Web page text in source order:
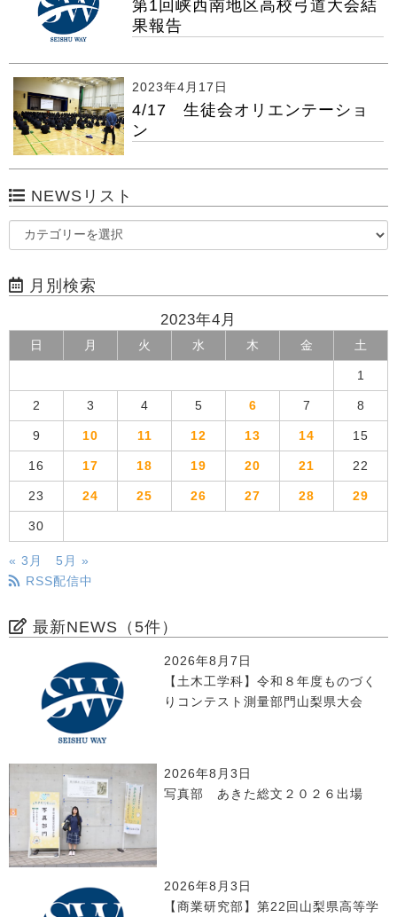
第1回峡西南地区高校弓道大会結
果報告
2023年4月17日
4/17 生徒会オリエンテーショ
ン
NEWSリスト
月別検索
2023年4月
日 月 火 水 木 金 土
1
2 3 4 5 6 7 8
9 10 11 12 13 14 15
16 17 18 19 20 21 22
23 24 25 26 27 28 29
30
« 3月
5月 »
RSS配信中
最新NEWS（5件）
2026年8月7日
【土木工学科】令和８年度ものづく
りコンテスト測量部門山梨県大会
2026年8月3日
写真部 あきた総文２０２６出場
2026年8月3日
【商業研究部】第22回山梨県高等学